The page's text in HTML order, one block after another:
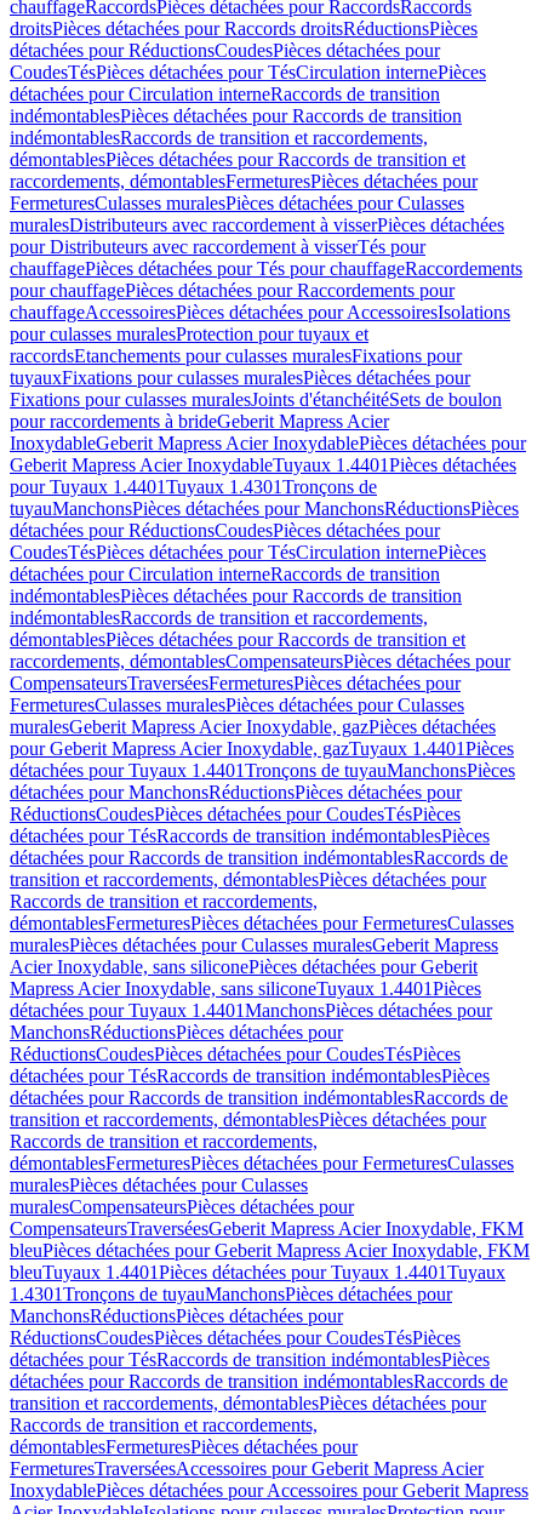
chauffageRaccordsPièces détachées pour RaccordsRaccords
droitsPièces détachées pour Raccords droitsRéductionsPièces
détachées pour RéductionsCoudesPièces détachées pour
CoudesTésPièces détachées pour TésCirculation internePièces
détachées pour Circulation interneRaccords de transition
indémontablesPièces détachées pour Raccords de transition
indémontablesRaccords de transition et raccordements,
démontablesPièces détachées pour Raccords de transition et
raccordements, démontablesFermeturesPièces détachées pour
FermeturesCulasses muralesPièces détachées pour Culasses
muralesDistributeurs avec raccordement à visserPièces détachées
pour Distributeurs avec raccordement à visserTés pour
chauffagePièces détachées pour Tés pour chauffageRaccordements
pour chauffagePièces détachées pour Raccordements pour
chauffageAccessoiresPièces détachées pour AccessoiresIsolations
pour culasses muralesProtection pour tuyaux et
raccordsEtanchements pour culasses muralesFixations pour
tuyauxFixations pour culasses muralesPièces détachées pour
Fixations pour culasses muralesJoints d'étanchéitéSets de boulon
pour raccordements à brideGeberit Mapress Acier
InoxydableGeberit Mapress Acier InoxydablePièces détachées pour
Geberit Mapress Acier InoxydableTuyaux 1.4401Pièces détachées
pour Tuyaux 1.4401Tuyaux 1.4301Tronçons de
tuyauManchonsPièces détachées pour ManchonsRéductionsPièces
détachées pour RéductionsCoudesPièces détachées pour
CoudesTésPièces détachées pour TésCirculation internePièces
détachées pour Circulation interneRaccords de transition
indémontablesPièces détachées pour Raccords de transition
indémontablesRaccords de transition et raccordements,
démontablesPièces détachées pour Raccords de transition et
raccordements, démontablesCompensateursPièces détachées pour
CompensateursTraverséesFermeturesPièces détachées pour
FermeturesCulasses muralesPièces détachées pour Culasses
muralesGeberit Mapress Acier Inoxydable, gazPièces détachées
pour Geberit Mapress Acier Inoxydable, gazTuyaux 1.4401Pièces
détachées pour Tuyaux 1.4401Tronçons de tuyauManchonsPièces
détachées pour ManchonsRéductionsPièces détachées pour
RéductionsCoudesPièces détachées pour CoudesTésPièces
détachées pour TésRaccords de transition indémontablesPièces
détachées pour Raccords de transition indémontablesRaccords de
transition et raccordements, démontablesPièces détachées pour
Raccords de transition et raccordements,
démontablesFermeturesPièces détachées pour FermeturesCulasses
muralesPièces détachées pour Culasses muralesGeberit Mapress
Acier Inoxydable, sans siliconePièces détachées pour Geberit
Mapress Acier Inoxydable, sans siliconeTuyaux 1.4401Pièces
détachées pour Tuyaux 1.4401ManchonsPièces détachées pour
ManchonsRéductionsPièces détachées pour
RéductionsCoudesPièces détachées pour CoudesTésPièces
détachées pour TésRaccords de transition indémontablesPièces
détachées pour Raccords de transition indémontablesRaccords de
transition et raccordements, démontablesPièces détachées pour
Raccords de transition et raccordements,
démontablesFermeturesPièces détachées pour FermeturesCulasses
muralesPièces détachées pour Culasses
muralesCompensateursPièces détachées pour
CompensateursTraverséesGeberit Mapress Acier Inoxydable, FKM
bleuPièces détachées pour Geberit Mapress Acier Inoxydable, FKM
bleuTuyaux 1.4401Pièces détachées pour Tuyaux 1.4401Tuyaux
1.4301Tronçons de tuyauManchonsPièces détachées pour
ManchonsRéductionsPièces détachées pour
RéductionsCoudesPièces détachées pour CoudesTésPièces
détachées pour TésRaccords de transition indémontablesPièces
détachées pour Raccords de transition indémontablesRaccords de
transition et raccordements, démontablesPièces détachées pour
Raccords de transition et raccordements,
démontablesFermeturesPièces détachées pour
FermeturesTraverséesAccessoires pour Geberit Mapress Acier
InoxydablePièces détachées pour Accessoires pour Geberit Mapress